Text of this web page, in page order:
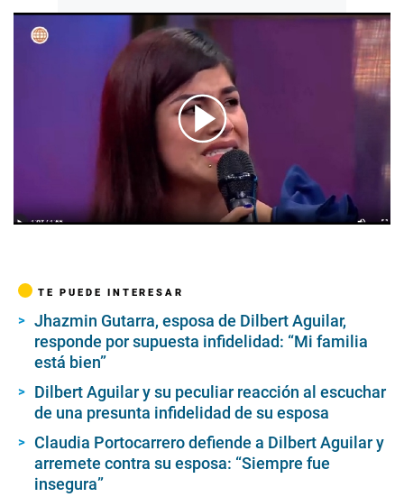
00:00
TE PUEDE INTERESAR
Jhazmin Gutarra, esposa de Dilbert Aguilar,
responde por supuesta infidelidad: “Mi familia
está bien”
Dilbert Aguilar y su peculiar reacción al escuchar
de una presunta infidelidad de su esposa
Claudia Portocarrero defiende a Dilbert Aguilar y
arremete contra su esposa: “Siempre fue
insegura”